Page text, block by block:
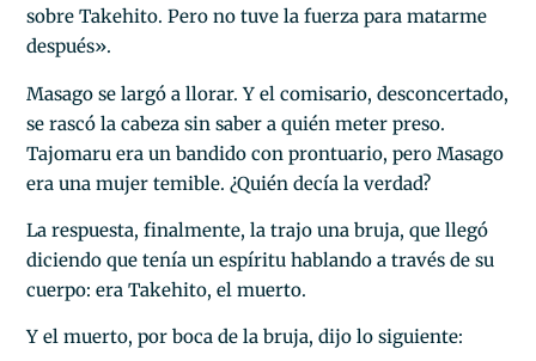
sobre Takehito. Pero no tuve la fuerza para matarme
después».
Masago se largó a llorar. Y el comisario, desconcertado,
se rascó la cabeza sin saber a quién meter preso.
Tajomaru era un bandido con prontuario, pero Masago
era una mujer temible. ¿Quién decía la verdad?
La respuesta, finalmente, la trajo una bruja, que llegó
diciendo que tenía un espíritu hablando a través de su
cuerpo: era Takehito, el muerto.
Y el muerto, por boca de la bruja, dijo lo siguiente: